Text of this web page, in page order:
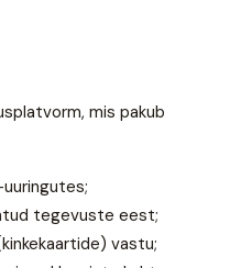
mis pakub
tegevuste eest;
vastu;